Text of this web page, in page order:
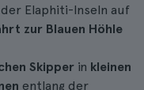
Elaphiti-Inseln auf
zur Blauen Höhle
Skipper in kleinen
entlang der